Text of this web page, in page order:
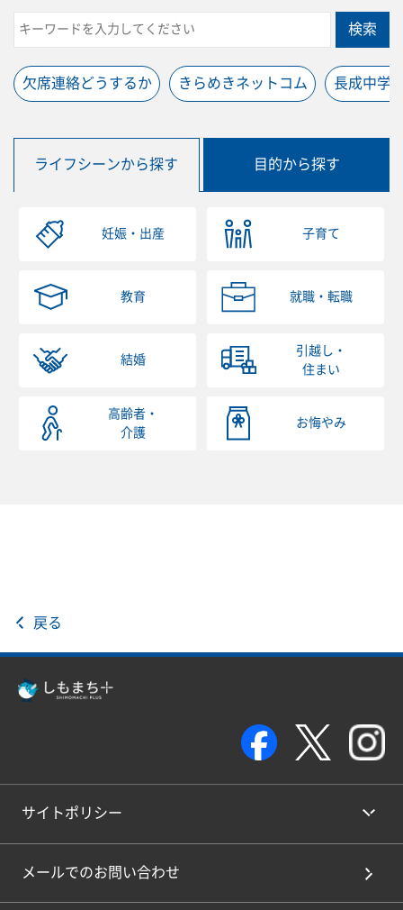
検索
欠席連絡どうするか きらめきネットコム 長成中学
ライフシーンから探す 目的から探す
妊娠・出産 子育て
教育 就職・転職
結婚
引越し・
住まい
高齢者・
介護
お悔やみ
戻る
サイトポリシー
メールでのお問い合わせ